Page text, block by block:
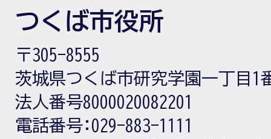
つくば市役所
〒305-8555
茨城県つくば市研究学園一丁目1
法人番号8000020082201
電話番号: 029-883-1111